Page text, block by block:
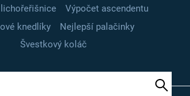
Výpočet ascendentu
knedlíky
Nejlepší palačinky
Švestkový koláč